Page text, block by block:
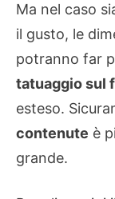
Ma nel caso
il gusto, le
potranno far
tatuaggio sul
esteso.
contenute è
grande.